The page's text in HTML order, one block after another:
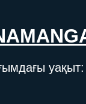
уақыт: